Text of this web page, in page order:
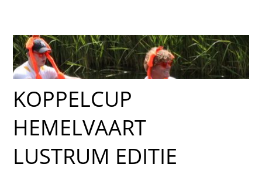
KOPPELCUP
HEMELVAART
LUSTRUM EDITIE